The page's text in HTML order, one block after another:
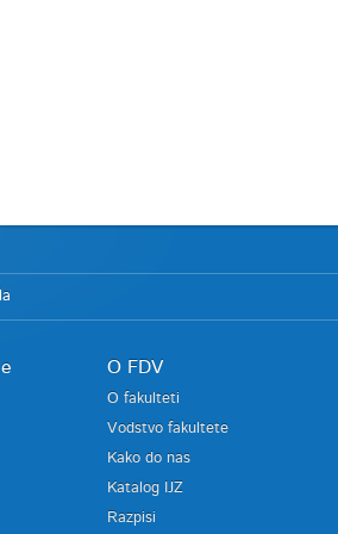
O FDV
O fakulteti
Vodstvo fakultete
Kako do nas
Katalog IJZ
Razpisi